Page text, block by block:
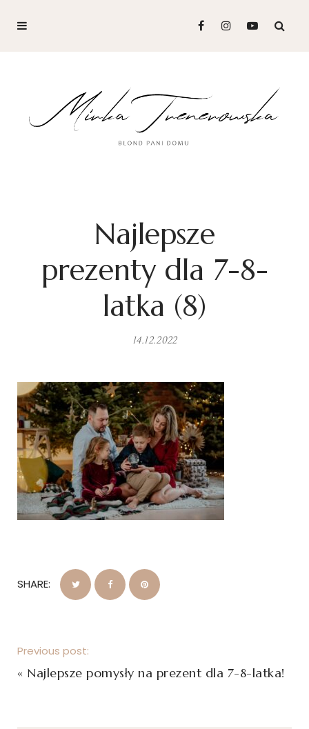
Najlepsze
prezenty dla 7-8-
latka (8)
14.12.2022
SHARE:
Previous post:
« Najlepsze pomysły na prezent dla 7-8-latka!